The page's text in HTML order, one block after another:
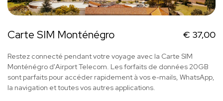
Carte SIM Monténégro € 37,00
Restez connecté pendant votre voyage avec la Carte SIM
Monténégro d'Airport Telecom. Les forfaits de données 20GB
sont parfaits pour accéder rapidement à vos e-mails, WhatsApp,
la navigation et toutes vos autres applications.